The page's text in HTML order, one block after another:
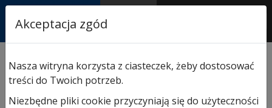
AUTORYZOWANY
PARTNER & SERWIS
segmentowych garażowych/ Linki stalowe Ø 3 mm,
prowadzenie Z z mocowaniem, komplet
Akceptacja zgód
Nasza witryna korzysta z ciasteczek, żeby dostosować
treści do Twoich potrzeb.
Niezbędne pliki cookie przyczyniają się do użyteczności